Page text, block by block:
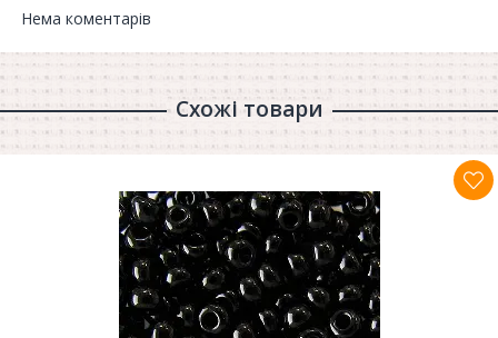
Нема коментарів
Схожі товари